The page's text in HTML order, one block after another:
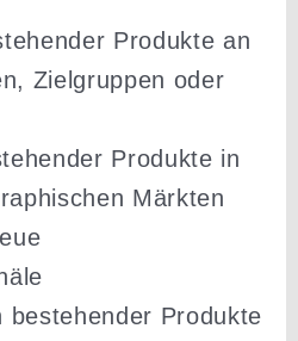
Produkte an
Zielgruppen oder
Produkte in
Märkten
bestehender Produkte